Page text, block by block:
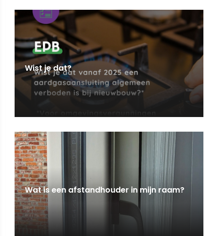
Wist je dat?
Wat is een afstandhouder in mijn raam?